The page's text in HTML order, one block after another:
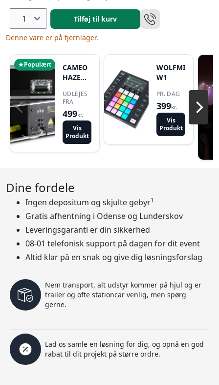
Tilføj til kurv
Denne vare er på fjernlager.
Populært
CAMEO
HAZE
UDLEJES
FRA
499kr.
Vis
Produkt
WOLFMIX
W1
PR. DAG
399kr.
Vis
Produkt
Dine fordele
Ingen depositum og skjulte gebyr1
Gratis afhentning i Odense og Lunderskov
Leveringsgaranti er din sikkerhed
08-01 telefonisk support på dagen for dit event
Altid klar på en snak og give dig løsningsforslag
Nem transport, alt udstyr kommer på hjul og er
trailer og ofte stationcar venlig, men spørg
gerne.
Lad os samle en løsning for dig, og opnå en god
rabat til dit projekt på større ordre.